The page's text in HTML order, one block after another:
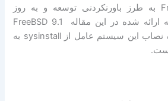
سیستم عامل FreeBSD به طرز باورنکردنی توسعه و به روز
رسانی می شود. نسخه ارائه شده در این مقاله FreeBSD 9.1
RELEASE می باشد که نصاب این سیستم عامل از sysinstall به